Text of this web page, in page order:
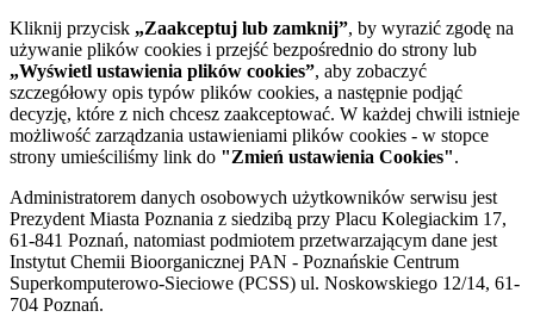
Kliknij przycisk „Zaakceptuj lub zamknij”, by wyrazić zgodę na
używanie plików cookies i przejść bezpośrednio do strony lub
„Wyświetl ustawienia plików cookies”, aby zobaczyć
szczegółowy opis typów plików cookies, a następnie podjąć
decyzję, które z nich chcesz zaakceptować. W każdej chwili istnieje
możliwość zarządzania ustawieniami plików cookies - w stopce
strony umieściliśmy link do "Zmień ustawienia Cookies".
Administratorem danych osobowych użytkowników serwisu jest
Prezydent Miasta Poznania z siedzibą przy Placu Kolegiackim 17,
61-841 Poznań, natomiast podmiotem przetwarzającym dane jest
Instytut Chemii Bioorganicznej PAN - Poznańskie Centrum
Superkomputerowo-Sieciowe (PCSS) ul. Noskowskiego 12/14, 61-
704 Poznań.